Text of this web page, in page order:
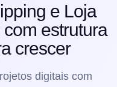
e Loja
estrutura
crescer
digitais com